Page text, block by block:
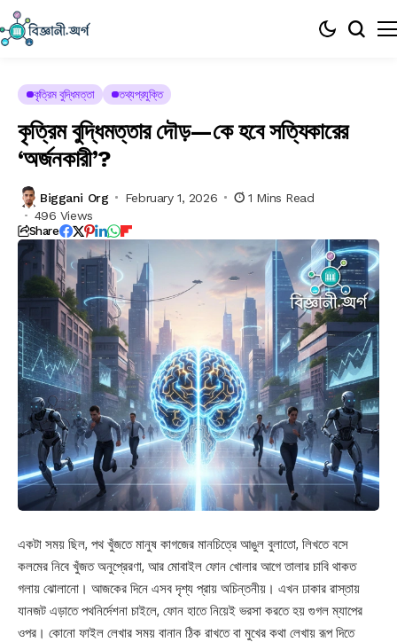
কৃত্রিম বুদ্ধিমত্তা তথ্যপ্রযুক্তি
কৃত্রিম বুদ্ধিমত্তার দৌড়—কে হবে সত্যিকারের
‘অর্জনকারী’?
Biggani Org February 1, 2026
1 Mins Read
496 Views
Share
একটা সময় ছিল, পথ খুঁজতে মানুষ কাগজের মানচিত্রে আঙুল বুলাতো, লিখতে বসে
কলমের নিবে খুঁজত অনুপ্রেরণা, আর মোবাইল ফোন খোলার আগে তালার চাবি থাকত
গলায় ঝোলানো। আজকের দিনে এসব দৃশ্য প্রায় অচিন্তনীয়। এখন ঢাকার রাস্তায়
যানজট এড়াতে পথনির্দেশনা চাইলে, ফোন হাতে নিয়েই ভরসা করতে হয় গুগল ম্যাপের
ওপর। কোনো ফাইল লেখার সময় বানান ঠিক রাখতে বা মুখের কথা লেখায় রূপ দিতে